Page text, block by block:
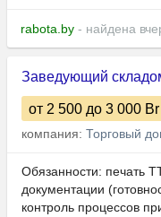
rabota.by - найдена
Заведующий
от 2 500 до 3 000 Br
компания: Торговый
Обязанности: печать
документации
контроль процессов